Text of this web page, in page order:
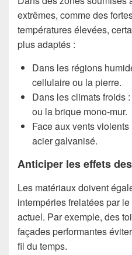
extrêmes, comme des
températures élevées,
plus adaptés :
Dans les régions
cellulaire ou la pierre.
Dans les climats froids
ou la brique mono-mur.
Face aux vents
acier galvanisé.
Anticiper les effets
Les matériaux doivent
intempéries frelatées par
actuel. Par exemple, des
façades performantes
fil du temps.